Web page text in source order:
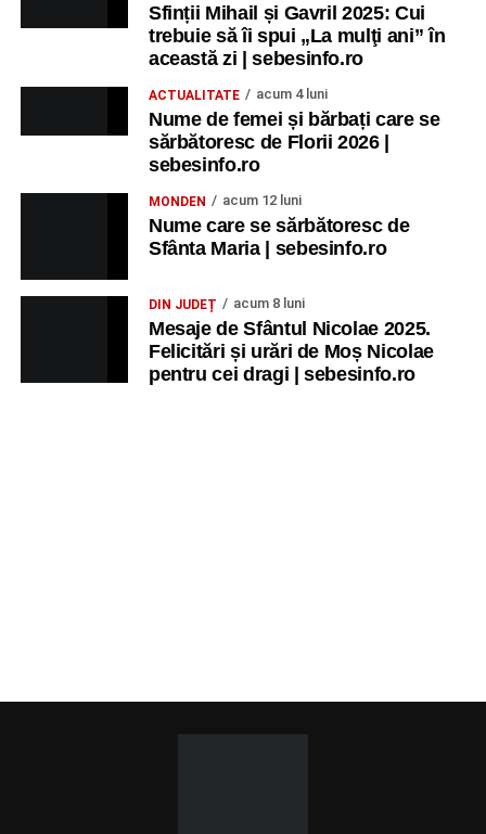
Sfinții Mihail și Gavril 2025: Cui
trebuie să îi spui „La mulţi ani” în
această zi | sebesinfo.ro
ACTUALITATE acum 4 luni
Nume de femei și bărbați care se
sărbătoresc de Florii 2026 |
sebesinfo.ro
MONDEN acum 12 luni
Nume care se sărbătoresc de
Sfânta Maria | sebesinfo.ro
DIN JUDEȚ acum 8 luni
Mesaje de Sfântul Nicolae 2025.
Felicitări și urări de Moș Nicolae
pentru cei dragi | sebesinfo.ro